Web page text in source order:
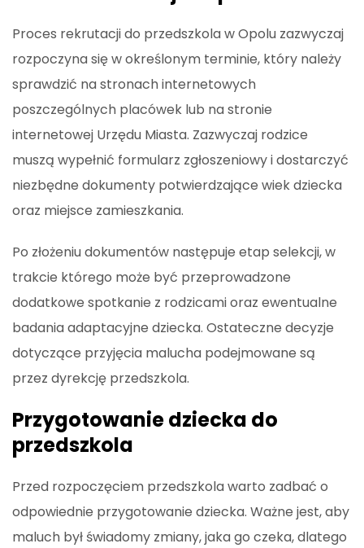
Proces rekrutacji do przedszkola w Opolu zazwyczaj
rozpoczyna się w określonym terminie, który należy
sprawdzić na stronach internetowych
poszczególnych placówek lub na stronie
internetowej Urzędu Miasta. Zazwyczaj rodzice
muszą wypełnić formularz zgłoszeniowy i dostarczyć
niezbędne dokumenty potwierdzające wiek dziecka
oraz miejsce zamieszkania.
Po złożeniu dokumentów następuje etap selekcji, w
trakcie którego może być przeprowadzone
dodatkowe spotkanie z rodzicami oraz ewentualne
badania adaptacyjne dziecka. Ostateczne decyzje
dotyczące przyjęcia malucha podejmowane są
przez dyrekcję przedszkola.
Przygotowanie dziecka do
przedszkola
Przed rozpoczęciem przedszkola warto zadbać o
odpowiednie przygotowanie dziecka. Ważne jest, aby
maluch był świadomy zmiany, jaka go czeka, dlatego